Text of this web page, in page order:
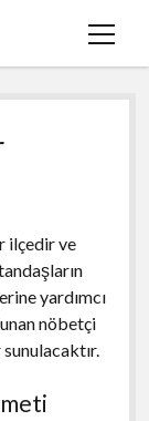
menüyü
ilçedir ve
yardımcı
nöbetçi